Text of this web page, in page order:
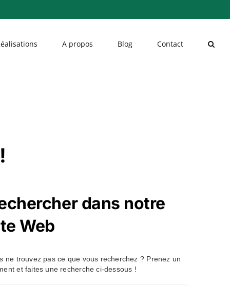
A propos Blog Contact
dans notre
Web
ne trouvez pas ce que vous recherchez ? Prenez un
et faites une recherche ci-dessous !